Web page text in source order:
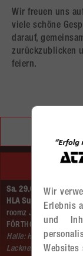
Wir freuen uns
viele schöne
darauf,
zurückzublicken
feiern.
Sa. 29.08.2026 |
HLA Supercup
roomz JAGS Vöslau –
FÖRTHOF UHK KREMS
Halle: Hans–
Lackner Halle
Wir
Erlebnis
und
Websites